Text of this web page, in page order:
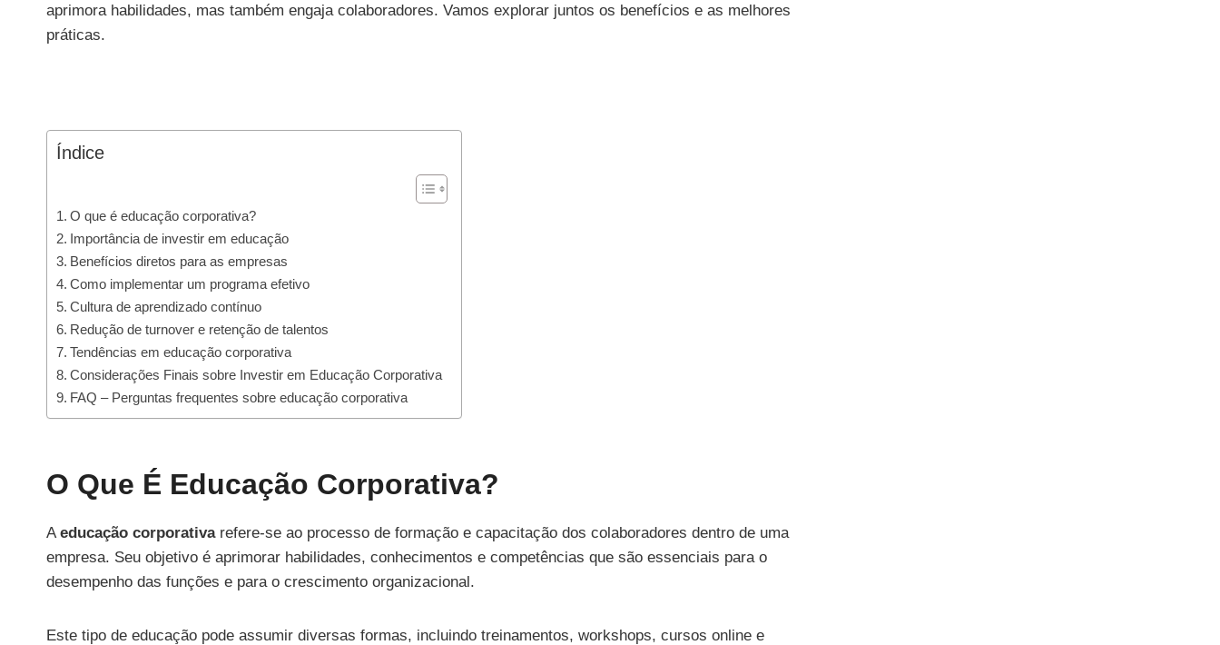
aprimora habilidades, mas também engaja colaboradores. Vamos explorar juntos os benefícios e as melhores
práticas.
Índice
O que é educação corporativa?
Importância de investir em educação
Benefícios diretos para as empresas
Como implementar um programa efetivo
Cultura de aprendizado contínuo
Redução de turnover e retenção de talentos
Tendências em educação corporativa
Considerações Finais sobre Investir em Educação Corporativa
FAQ – Perguntas frequentes sobre educação corporativa
O Que É Educação Corporativa?
A educação corporativarefere-se ao processo de formação e capacitação dos colaboradores dentro de uma
empresa. Seu objetivo é aprimorar habilidades, conhecimentos e competências que são essenciais para o
desempenho das funções e para o crescimento organizacional.
Este tipo de educação pode assumir diversas formas, incluindo treinamentos, workshops, cursos online e